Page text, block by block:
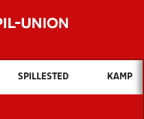
Hvad vil du søge efter?
OG NYHEDER
SPILLESTED KAMP